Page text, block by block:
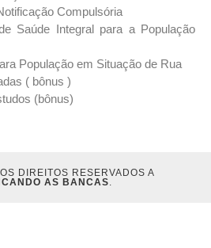
Compulsória
Saúde Integral para a População
População em Situação de Rua
( bônus )
(bônus)
DIREITOS RESERVADOS A
AS BANCAS.